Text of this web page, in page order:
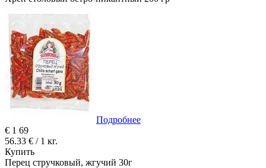
Подробнее
€ 1 69
56.33 € / 1 кг.
Купить
Перец стручковый, жгучий 30г